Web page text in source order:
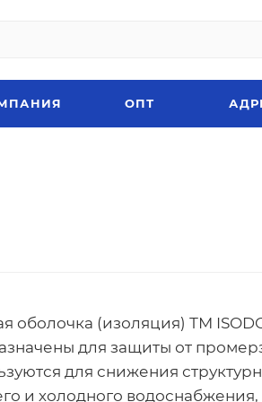
ОПТ
оболочка (изоляция) ТМ
для защиты от
для снижения
и холодного